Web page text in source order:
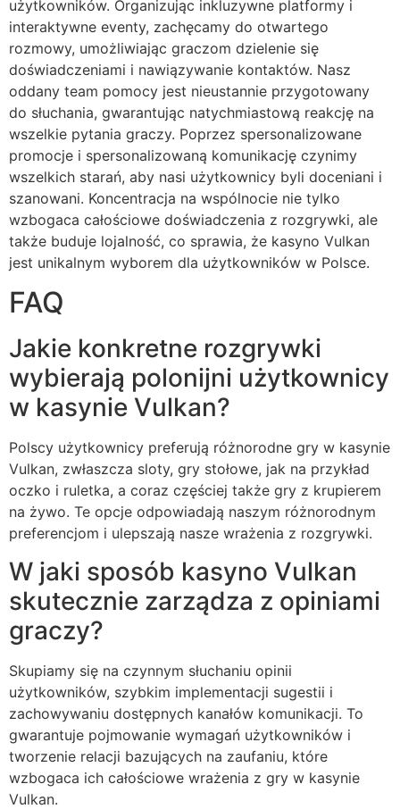
użytkowników. Organizując inkluzywne platformy i
interaktywne eventy, zachęcamy do otwartego
rozmowy, umożliwiając graczom dzielenie się
doświadczeniami i nawiązywanie kontaktów. Nasz
oddany team pomocy jest nieustannie przygotowany
do słuchania, gwarantując natychmiastową reakcję na
wszelkie pytania graczy. Poprzez spersonalizowane
promocje i spersonalizowaną komunikację czynimy
wszelkich starań, aby nasi użytkownicy byli doceniani i
szanowani. Koncentracja na wspólnocie nie tylko
wzbogaca całościowe doświadczenia z rozgrywki, ale
także buduje lojalność, co sprawia, że kasyno Vulkan
jest unikalnym wyborem dla użytkowników w Polsce.
FAQ
Jakie konkretne rozgrywki
wybierają polonijni użytkownicy
w kasynie Vulkan?
Polscy użytkownicy preferują różnorodne gry w kasynie
Vulkan, zwłaszcza sloty, gry stołowe, jak na przykład
oczko i ruletka, a coraz częściej także gry z krupierem
na żywo. Te opcje odpowiadają naszym różnorodnym
preferencjom i ulepszają nasze wrażenia z rozgrywki.
W jaki sposób kasyno Vulkan
skutecznie zarządza z opiniami
graczy?
Skupiamy się na czynnym słuchaniu opinii
użytkowników, szybkim implementacji sugestii i
zachowywaniu dostępnych kanałów komunikacji. To
gwarantuje pojmowanie wymagań użytkowników i
tworzenie relacji bazujących na zaufaniu, które
wzbogaca ich całościowe wrażenia z gry w kasynie
Vulkan.